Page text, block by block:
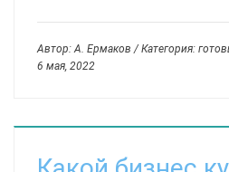
Автор: А. Ермаков / Категория:
6 мая, 2022